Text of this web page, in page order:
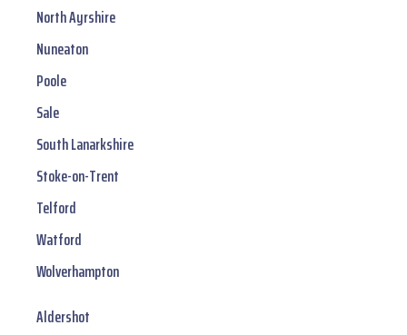
North Ayrshire
Nuneaton
Poole
Sale
South Lanarkshire
Stoke-on-Trent
Telford
Watford
Wolverhampton
Aldershot